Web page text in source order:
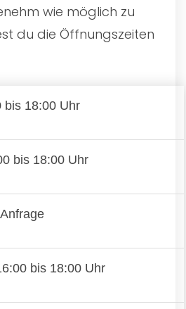
wie möglich zu
du die Öffnungszeiten
bis 18:00 Uhr
bis 18:00 Uhr
bis 18:00 Uhr